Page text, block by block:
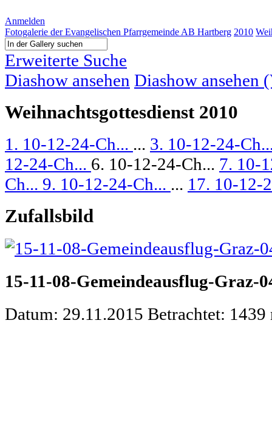
Anmelden
Fotogalerie der Evangelischen Pfarrgemeinde AB Hartberg 2010
Erweiterte Suche
Diashow ansehen Diashow ansehen
Weihnachtsgottesdienst 2010
1. 10-12-24-Ch... ... 3. 10-12-24-
12-24-Ch... 6. 10-12-24-Ch... 7. 10-
Ch... 9. 10-12-24-Ch... ... 17. 10-12-
Zufallsbild
15-11-08-Gemeindeausflug-Graz-
Datum: 29.11.2015 Betrachtet: 1439